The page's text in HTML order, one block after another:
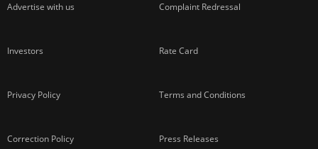
Advertise with us Complaint Redressal
Investors Rate Card
Privacy Policy Terms and Conditions
Correction Policy Press Releases